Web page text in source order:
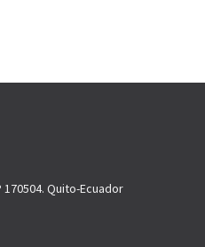
Quito-Ecuador